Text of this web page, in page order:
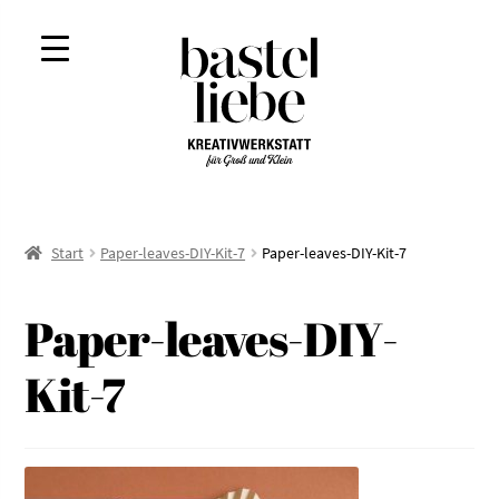
Zur
Navigation
springen
Zum
Inhalt
springen
Start Paper-leaves-DIY-Kit-7 Paper-leaves-DIY-Kit-7
Paper-leaves-DIY-
Kit-7